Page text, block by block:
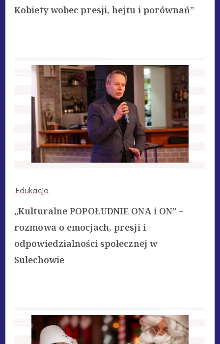
Kobiety wobec presji, hejtu i porównań”
Edukacja
„Kulturalne POPOŁUDNIE ONA i ON” –
rozmowa o emocjach, presji i
odpowiedzialności społecznej w
Sulechowie